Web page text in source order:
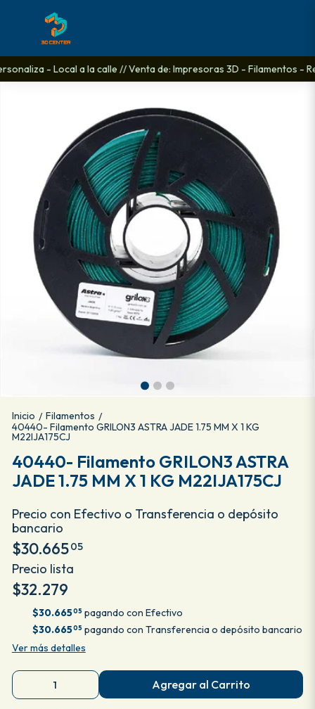
- Local a la calle // Venta de: Impresoras 3D - Filamentos -
Inicio / Filamentos /
40440- Filamento GRILON3 ASTRA JADE 1.75 MM X 1 KG
M22IJA175CJ
40440- Filamento GRILON3 ASTRA
JADE 1.75 MM X 1 KG M22IJA175CJ
Precio con Efectivo o Transferencia o depósito
bancario
$30.66505
Precio lista
$32.279
$30.66505 pagando con Efectivo
$30.66505 pagando con Transferencia o depósito bancario
Ver más detalles
Agregar al Carrito